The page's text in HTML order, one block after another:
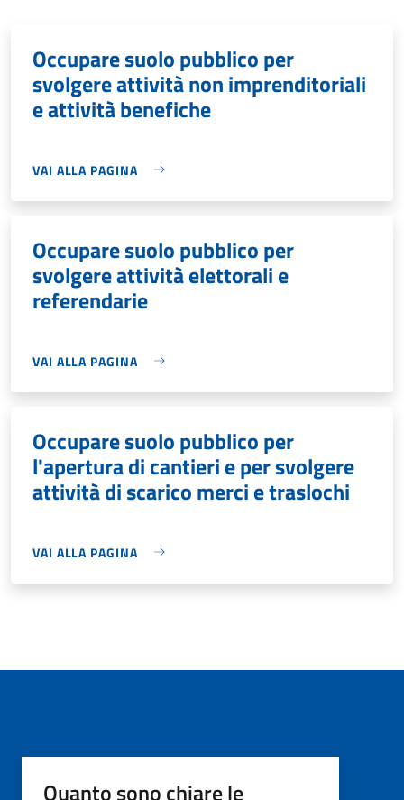
Occupare suolo pubblico per
svolgere attività non imprenditoriali
e attività benefiche
VAI ALLA PAGINA
Occupare suolo pubblico per
svolgere attività elettorali e
referendarie
VAI ALLA PAGINA
Occupare suolo pubblico per
l'apertura di cantieri e per svolgere
attività di scarico merci e traslochi
VAI ALLA PAGINA
Quanto sono chiare le